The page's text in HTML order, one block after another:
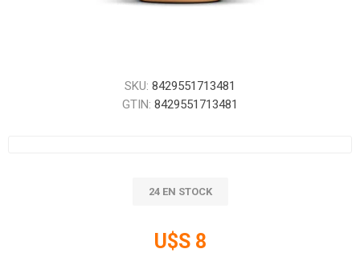
SKU: 8429551713481
GTIN: 8429551713481
24 EN STOCK
U$S 8